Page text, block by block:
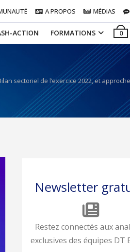
ACTION FORMATIONS 0
A PROPOS MÉDIAS
sectoriel de l’exercice 2022, et
Newsletter
Restez connectés aux
exclusives des équipes DT